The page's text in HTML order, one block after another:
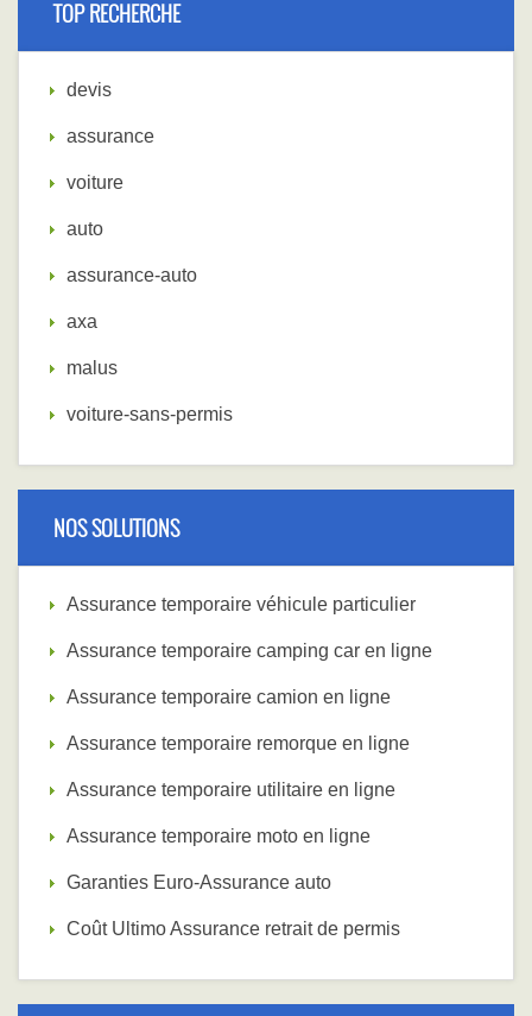
TOP RECHERCHE
devis
assurance
voiture
auto
assurance-auto
axa
malus
voiture-sans-permis
NOS SOLUTIONS
Assurance temporaire véhicule particulier
Assurance temporaire camping car en ligne
Assurance temporaire camion en ligne
Assurance temporaire remorque en ligne
Assurance temporaire utilitaire en ligne
Assurance temporaire moto en ligne
Garanties Euro-Assurance auto
Coût Ultimo Assurance retrait de permis